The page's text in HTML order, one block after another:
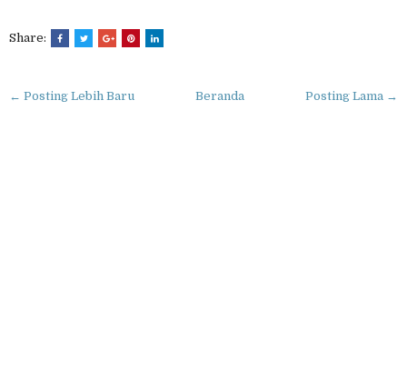
Share:
← Posting Lebih Baru Posting Lama →
Beranda